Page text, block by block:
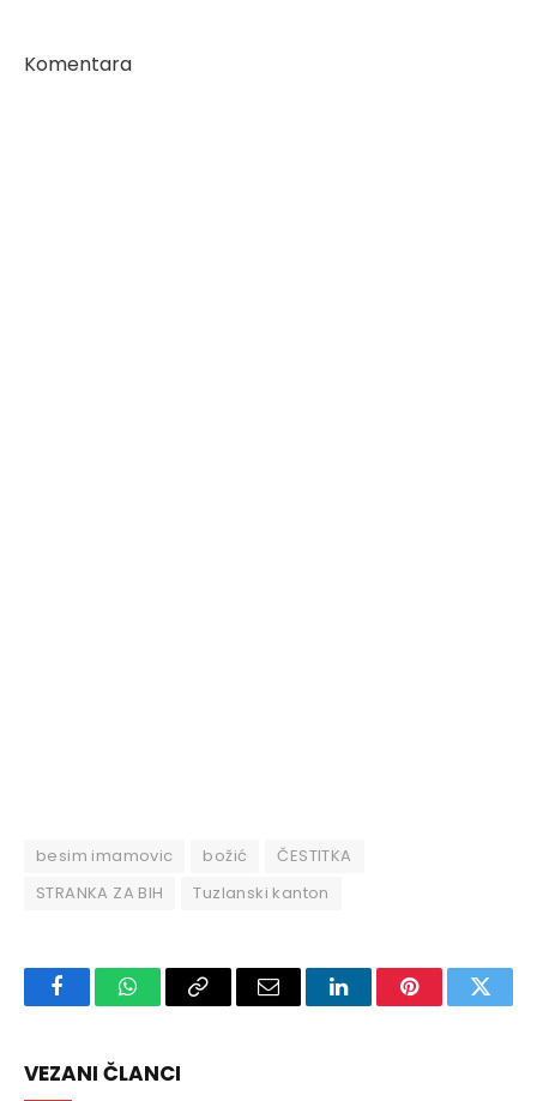
Komentara
besim imamovic božić
ČESTITKA
STRANKA ZA BIH
Tuzlanski kanton
FacebookWhatsAppCopy
Email LinkedInPinterest
VEZANI ČLANCI